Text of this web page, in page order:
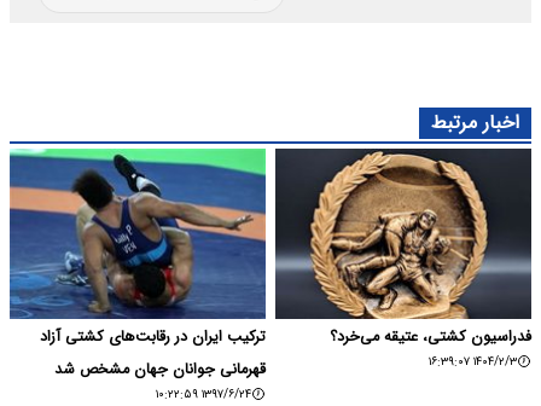
اخبار مرتبط
فدراسیون کشتی، عتیقه می‌خرد؟
۱۴۰۴/۲/۳ ۱۶:۳۹:۰۷
ترکیب ایران در رقابت‌های کشتی آزاد
قهرمانی جوانان جهان مشخص شد
۱۳۹۷/۶/۲۴ ۱۰:۲۲:۵۹